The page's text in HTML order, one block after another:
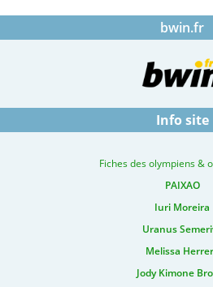
bwin.fr
Info site
Fiches des olympiens &
PAIXAO
Iuri Moreira
Uranus
Melissa
Jody Kimone